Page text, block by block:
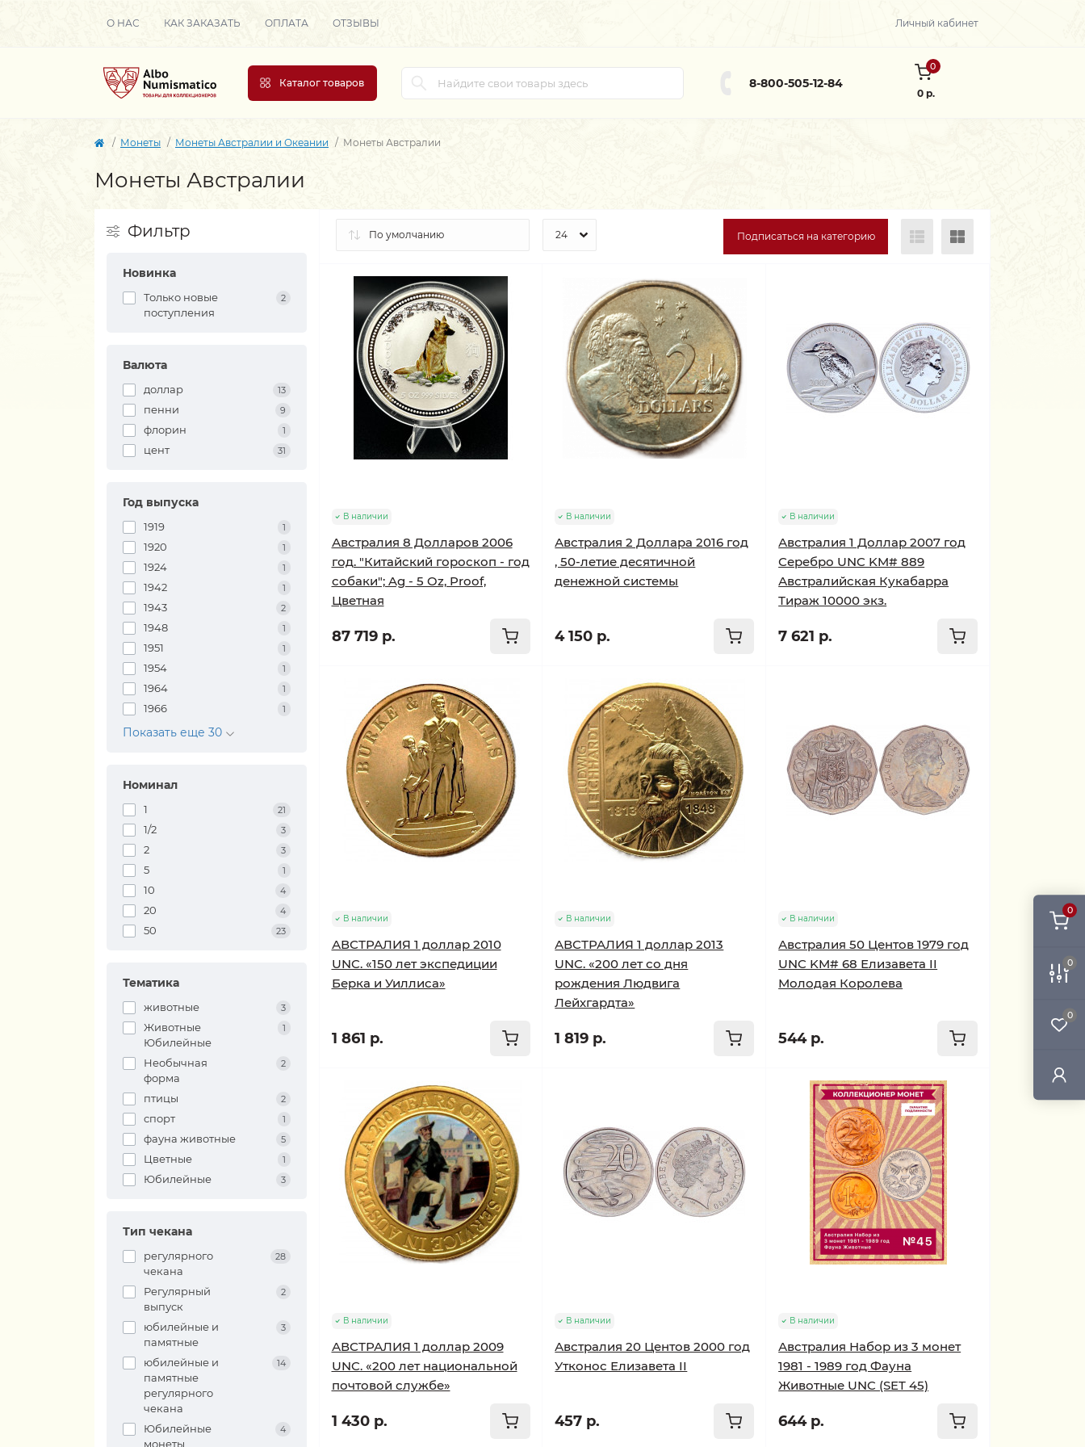
0
0
0
О НАС КАК ЗАКАЗАТЬ ОПЛАТА ОТЗЫВЫ Личный кабинет
Каталог товаров 8-800-505-12-84
0
0 р.
Монеты Монеты Австралии и Океании Монеты Австралии
Монеты Австралии
Фильтр
Новинка
Только новые
поступления
2
Валюта
доллар 13
пенни 9
флорин 1
цент 31
Год выпуска
1919 1
1920 1
1924 1
1942 1
1943 2
1948 1
1951 1
1954 1
1964 1
1966 1
Показать еще 30
Номинал
1 21
1/2 3
2 3
5 1
10 4
20 4
50 23
Тематика
животные 3
Животные
Юбилейные
1
Необычная
форма
2
птицы 2
спорт 1
фауна животные 5
Цветные 1
Юбилейные 3
Тип чекана
регулярного
чекана
28
Регулярный
выпуск
2
юбилейные и
памятные
3
юбилейные и
памятные
регулярного
чекана
14
Юбилейные
монеты
4
Подписаться на категорию
В наличии
Австралия 8 Долларов 2006
год. "Китайский гороскоп - год
собаки"; Ag - 5 Oz, Proof,
Цветная
87 719 р.
В наличии
Австралия 2 Доллара 2016 год
, 50-летие десятичной
денежной системы
4 150 р.
В наличии
Австралия 1 Доллар 2007 год
Серебро UNC KM# 889
Австралийская Кукабарра
Тираж 10000 экз.
7 621 р.
В наличии
АВСТРАЛИЯ 1 доллар 2010
UNC. «150 лет экспедиции
Берка и Уиллиса»
1 861 р.
В наличии
АВСТРАЛИЯ 1 доллар 2013
UNC. «200 лет со дня
рождения Людвига
Лейхгардта»
1 819 р.
В наличии
Австралия 50 Центов 1979 год
UNC KM# 68 Елизавета II
Молодая Королева
544 р.
В наличии
АВСТРАЛИЯ 1 доллар 2009
UNC. «200 лет национальной
почтовой службе»
1 430 р.
В наличии
Австралия 20 Центов 2000 год
Утконос Елизавета II
457 р.
В наличии
Австралия Набор из 3 монет
1981 - 1989 год Фауна
Животные UNC (SET 45)
644 р.